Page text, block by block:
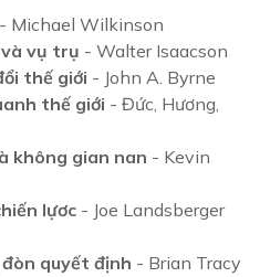
- Michael Wilkinson
và vụ trụ - Walter Isaacson
thế giới - John A. Byrne
thế giới - Đức, Hương,
không gian nan - Kevin
lựơc - Joe Landsberger
quyết định - Brian Tracy